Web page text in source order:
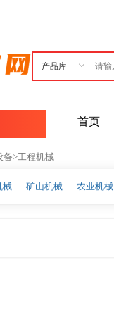
首页
备>工程机械
械 矿山机械 农业机械